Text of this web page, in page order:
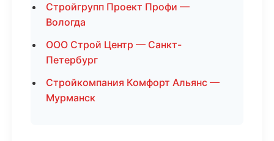
Стройгрупп Проект Профи —
Вологда
ООО Строй Центр — Санкт-
Петербург
Стройкомпания Комфорт Альянс —
Мурманск